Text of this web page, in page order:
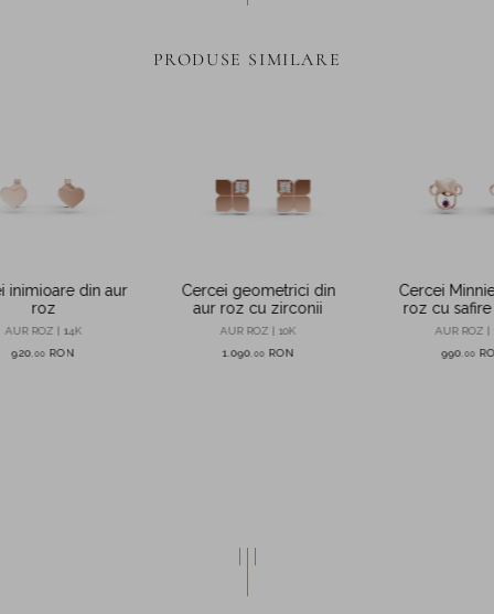
PRODUSE SIMILARE
inimioare din aur
roz
AUR ROZ | 14K
920 00 RON
Cercei geometrici din
aur roz cu zirconii
AUR ROZ | 10K
1.090 00 RON
Cercei
roz cu
0.02ctAUR ROZ |
990 00